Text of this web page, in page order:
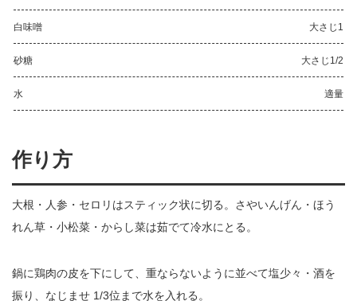
白味噌 大さじ1
砂糖 大さじ1/2
水 適量
作り方
大根・人参・セロリはスティック状に切る。さやいんげん・ほう
れん草・小松菜・からし菜は茹でて冷水にとる。
鍋に鶏肉の皮を下にして、重ならないように並べて塩少々・酒を
振り、なじませ 1/3位まで水を入れる。